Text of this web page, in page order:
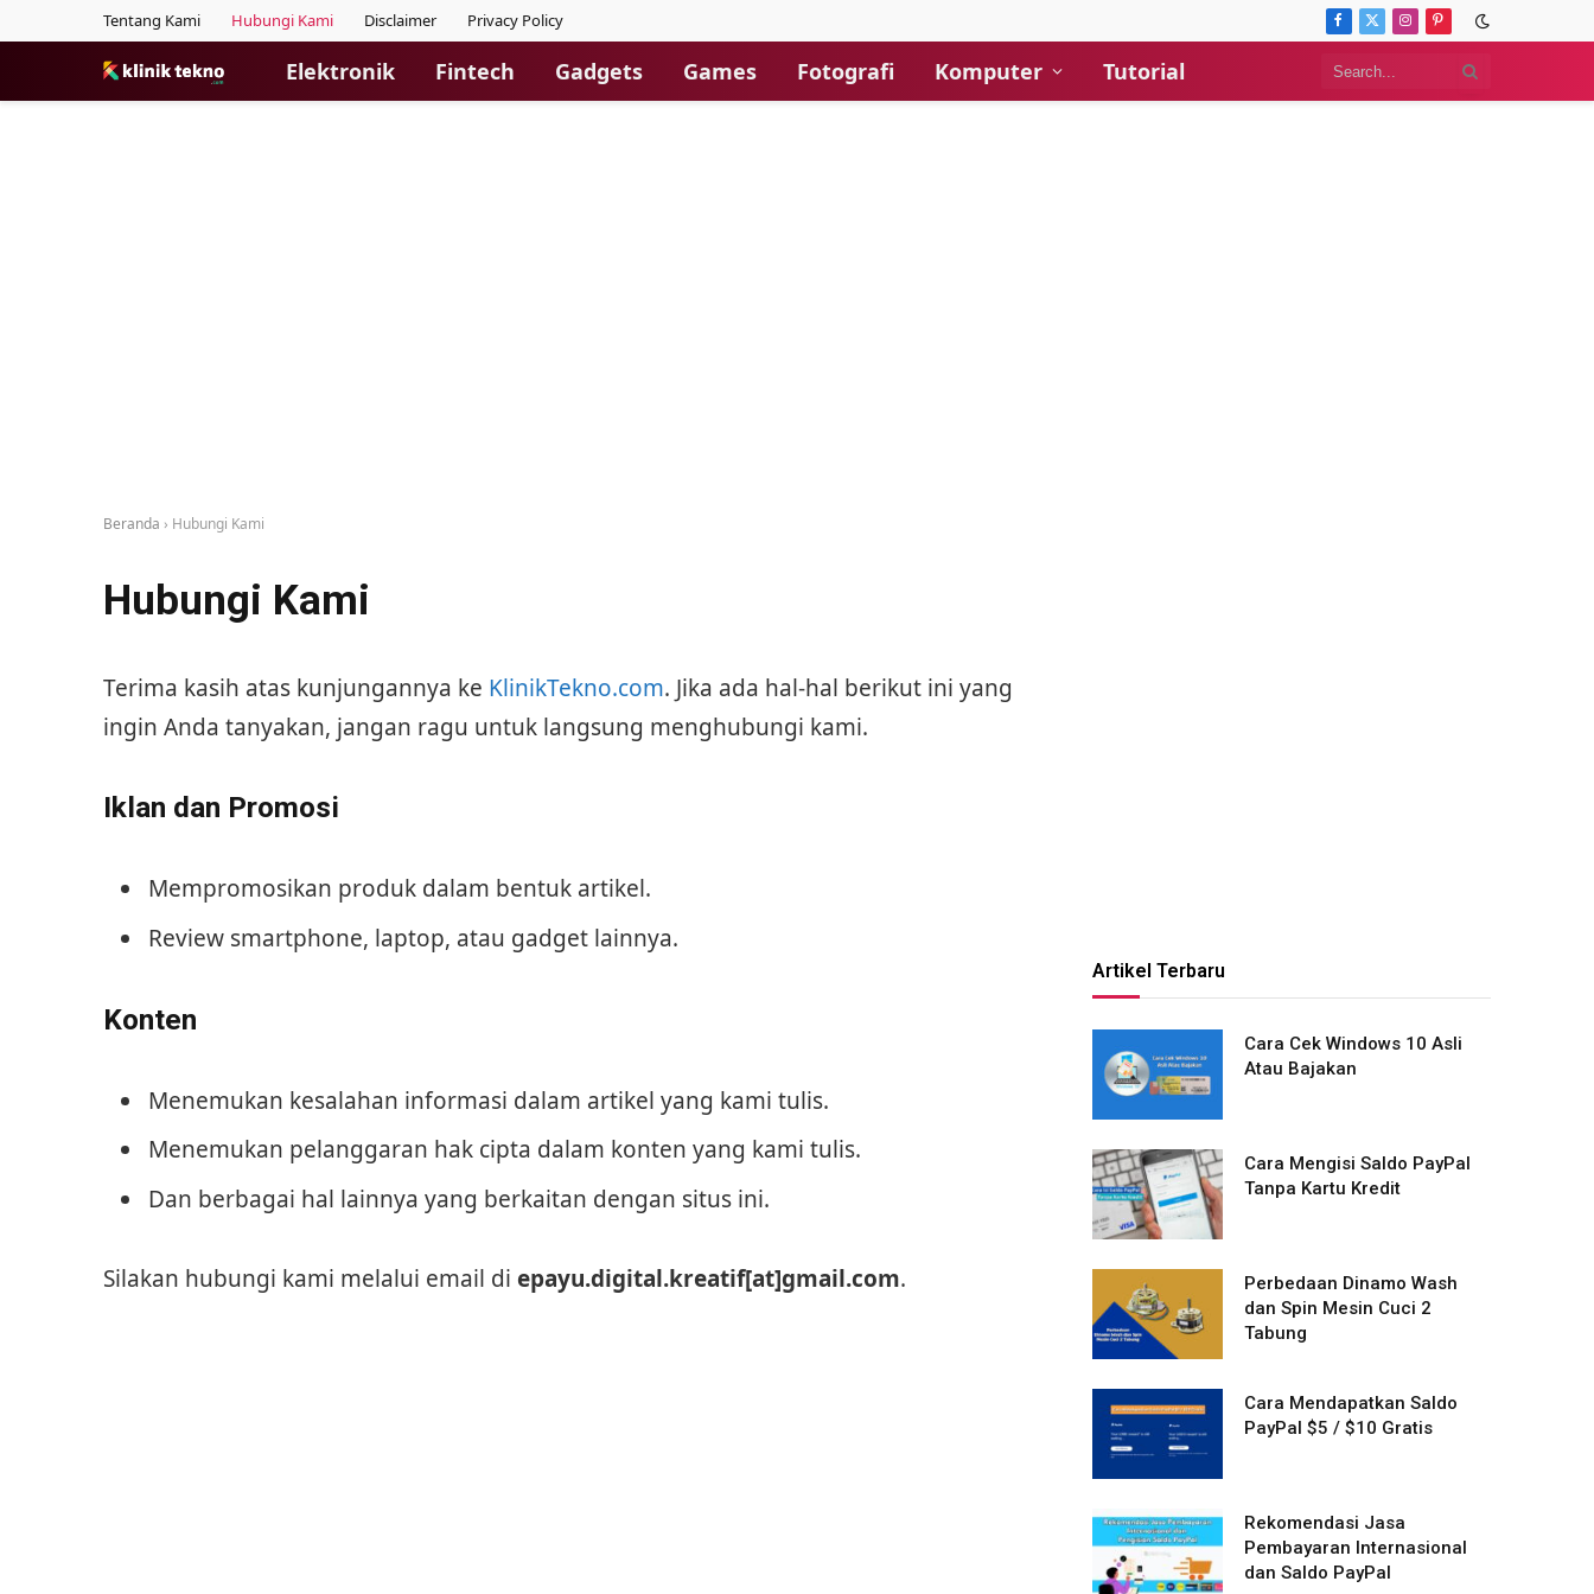
Tentang Kami Hubungi Kami Disclaimer Privacy Policy Facebook
X
Instagram
Pinterest
Elektronik Fintech Gadgets Games Fotografi Komputer Tutorial
Beranda › Hubungi Kami
Hubungi Kami
Terima kasih atas kunjungannya ke KlinikTekno.com. Jika ada hal-hal berikut ini yang
ingin Anda tanyakan, jangan ragu untuk langsung menghubungi kami.
Iklan dan Promosi
Mempromosikan produk dalam bentuk artikel.
Review smartphone, laptop, atau gadget lainnya.
Konten
Menemukan kesalahan informasi dalam artikel yang kami tulis.
Menemukan pelanggaran hak cipta dalam konten yang kami tulis.
Dan berbagai hal lainnya yang berkaitan dengan situs ini.
Silakan hubungi kami melalui email di epayu.digital.kreatif[at]gmail.com.
Artikel Terbaru
Cara Cek Windows 10 Asli
Atau Bajakan
Cara Mengisi Saldo PayPal
Tanpa Kartu Kredit
Perbedaan Dinamo Wash
dan Spin Mesin Cuci 2
Tabung
Cara Mendapatkan Saldo
PayPal $5 / $10 Gratis
Rekomendasi Jasa
Pembayaran Internasional
dan Saldo PayPal